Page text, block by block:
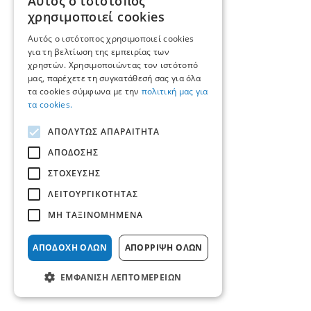
χρησιμοποιεί cookies
Αυτός ο ιστότοπος χρησιμοποιεί cookies
για τη βελτίωση της εμπειρίας των
χρηστών. Χρησιμοποιώντας τον ιστότοπό
μας, παρέχετε τη συγκατάθεσή σας για όλα
τα cookies σύμφωνα με την πολιτική μας για
τα cookies.
ΑΠΟΛΥΤΩΣ ΑΠΑΡΑΙΤΗΤΑ
ΑΠΟΔΟΣΗΣ
ΣΤΟΧΕΥΣΗΣ
ΛΕΙΤΟΥΡΓΙΚΟΤΗΤΑΣ
ΜΗ ΤΑΞΙΝΟΜΗΜΕΝΑ
ΑΠΟΔΟΧΗ ΟΛΩΝ ΑΠΟΡΡΙΨΗ ΟΛΩΝ
ΕΜΦΑΝΙΣΗ ΛΕΠΤΟΜΕΡΕΙΩΝ